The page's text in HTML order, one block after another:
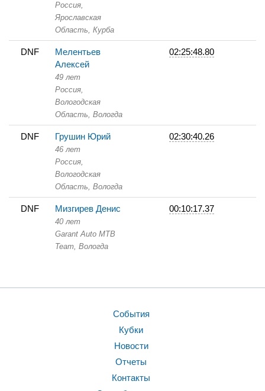
Россия,
Ярославская
Область, Курба
DNF
Мелентьев
Алексей
49 лет
Россия,
Вологодская
Область, Вологда
02:25:48.80
DNF Грушин Юрий
46 лет
Россия,
Вологодская
Область, Вологда
02:30:40.26
DNF Мизгирев Денис
40 лет
Garant Auto MTB
Team, Вологда
00:10:17.37
События
Кубки
Новости
Отчеты
Контакты